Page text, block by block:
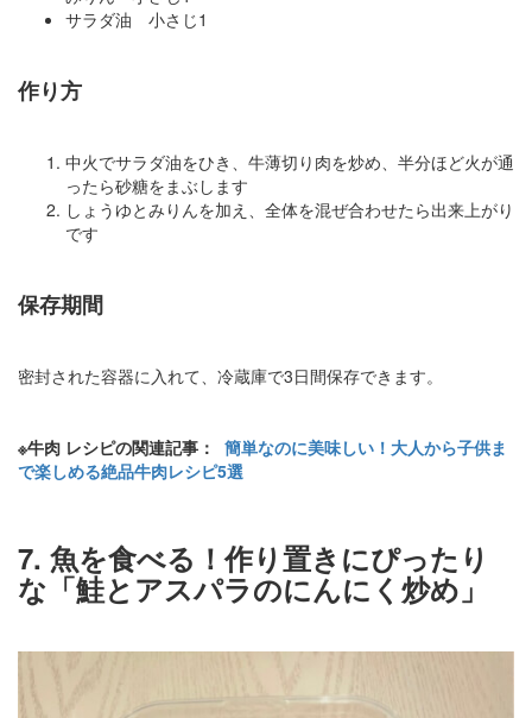
サラダ油 小さじ1
作り方
中火でサラダ油をひき、牛薄切り肉を炒め、半分ほど火が通
ったら砂糖をまぶします
しょうゆとみりんを加え、全体を混ぜ合わせたら出来上がり
です
保存期間
密封された容器に入れて、冷蔵庫で3日間保存できます。
※牛肉 レシピの関連記事： 簡単なのに美味しい！大人から子供ま
で楽しめる絶品牛肉レシピ5選
7. 魚を食べる！作り置きにぴったり
な「鮭とアスパラのにんにく炒め」